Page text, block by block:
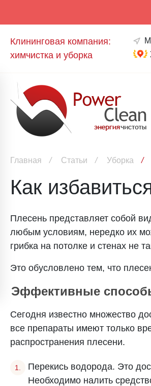
Клининговая компания:
химчистка и уборка
Главная / Статьи / Уборка /
Как
Плесень представляет собой
любым условиям, нередко их
грибка на потолке и стенах не
Это обусловлено тем, что
Эффективные
Сегодня известно множество
все препараты имеют только
распространения плесени.
Перекись водорода. Это
Необходимо налить